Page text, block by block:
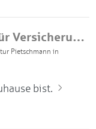
Ausbildung zum Kaufmann für Versicherungen und Finanzanlagen 2027 (m/w/d)
Pietschmann in
bist.